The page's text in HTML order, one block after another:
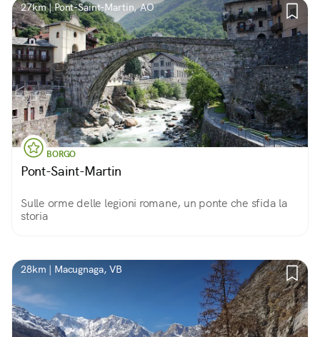
27km | Pont-Saint-Martin, AO
BORGO
Pont-Saint-Martin
Sulle orme delle legioni romane, un ponte che sfida la
storia
28km | Macugnaga, VB